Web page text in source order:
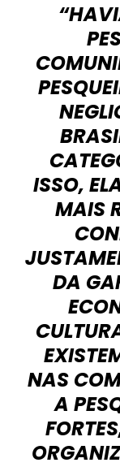
ISSO,
MAIS
DA
NAS
A